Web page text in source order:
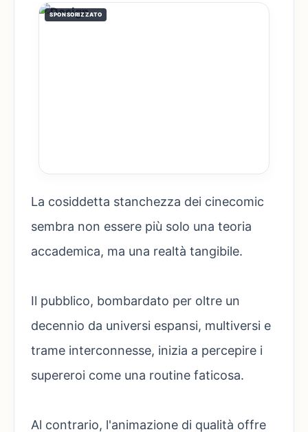
SPONSORIZZATO
La cosiddetta stanchezza dei cinecomic
sembra non essere più solo una teoria
accademica, ma una realtà tangibile.
Il pubblico, bombardato per oltre un
decennio da universi espansi, multiversi e
trame interconnesse, inizia a percepire i
supereroi come una routine faticosa.
Al contrario, l'animazione di qualità offre